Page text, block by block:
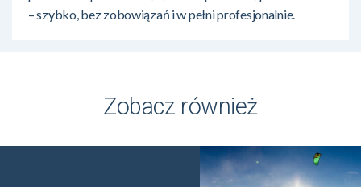
– szybko, bez zobowiązań i w pełni profesjonalnie.
Zobacz również